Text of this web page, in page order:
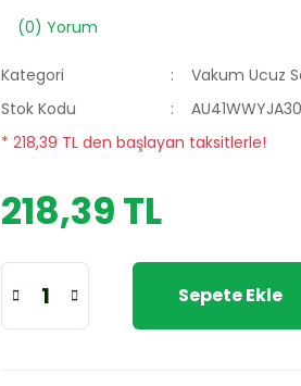
(0) Yorum
Kategori
Vakum Ucuz
Stok Kodu
AU41WWYJA30
* 218,39 TL den başlayan taksitlerle!
218,39 TL
Sepete Ekle